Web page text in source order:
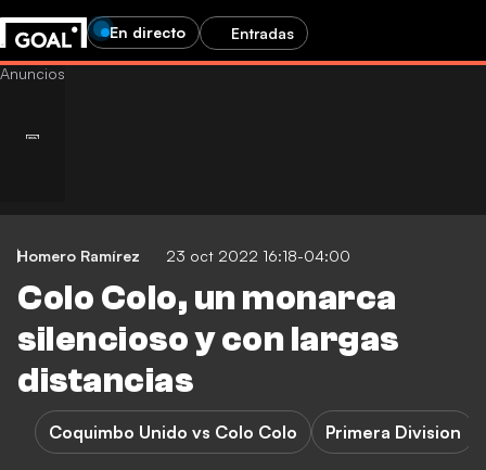
En directo Entradas
Homero Ramírez 23 oct 2022 16:18-04:00
Colo Colo, un monarca
silencioso y con largas
distancias
Coquimbo Unido vs Colo Colo Primera Division